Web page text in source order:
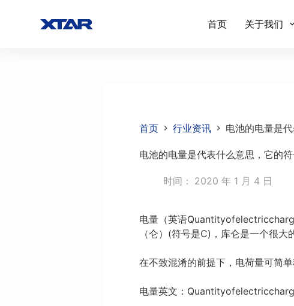
首页 关于我们
首页 行业资讯 电池的电量是
电池的电量是代表什么意思，它的
时间： 2020 年 1 月 4 日
电量（英语
（仑）(符号是C)，库仑是一个很大
在不致混淆的前提下，电荷量可简单
电量英文：